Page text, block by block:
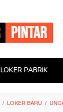
LOKER PABRIK
/ LOKER BARU /